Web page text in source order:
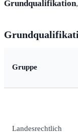
Grundqualifikation,
Gruppe
Landesrechtlich